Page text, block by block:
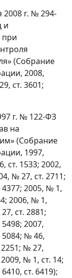
г. № 294-
и
при
(Собрание
2008,
ст. 3601;
г. № 122-ФЗ
на
(Собрание
1997,
ст. 1533; 2002,
№ 27, ст. 2711;
2005, № 1,
2006, № 1,
ст. 2881;
2007,
5084; № 46,
2251; № 27,
№ 1, ст. 14;
ст. 6419);